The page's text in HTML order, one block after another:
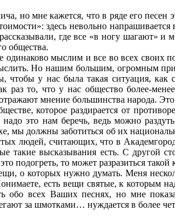
но мне кажется, что в ряде его песен
здесь невольно
где все «в ногу шагают» и
общества.
одинаково мыслим и все во всех
Но нашим большим, огромным
чтобы у нас была такая ситуация,
раз то, что у нас общество более-
мнение большинства народа.
которое раздирается от
это нам беречь, ведь можно
мы должны заботиться об их
людей, считающих, что в
такие высказывания есть. С другой
подогреть, то может разразиться
о которых нужно думать. Меня
есть вещи святые, к которым
обо всех Ваших песнях, но мне
за шмотками… нуждается в более